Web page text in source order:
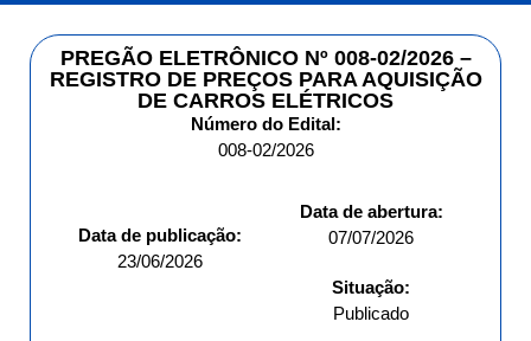
PREGÃO ELETRÔNICO Nº 008-02/2026 –
REGISTRO DE PREÇOS PARA AQUISIÇÃO
DE CARROS ELÉTRICOS
Número do Edital:
008-02/2026
Data de publicação:
23/06/2026
Data de abertura:
07/07/2026
Situação:
Publicado